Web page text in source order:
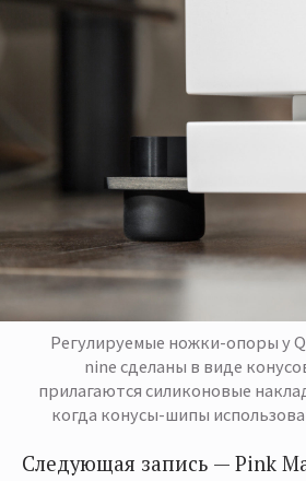
Регулируемые ножки-опоры у
nine сделаны в виде
прилагаются силиконовые
когда конусы-шипы
Следующая запись — Pink